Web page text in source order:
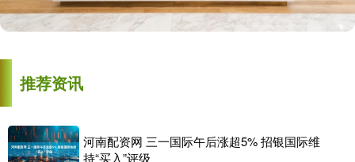
推荐资讯
河南配资网 三一国际午后涨超5% 招银国际维
持“买入”评级